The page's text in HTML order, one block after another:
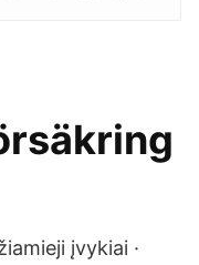
įvykiai ·